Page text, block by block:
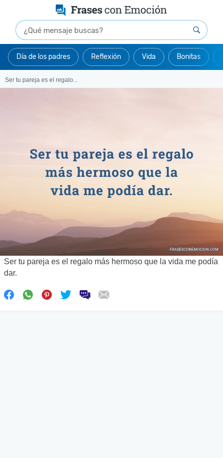
Día de los padres Reflexión Vida Bonitas
Ser tu pareja es el regalo...
Ser tu pareja es el regalo más hermoso que la vida me podía
dar.